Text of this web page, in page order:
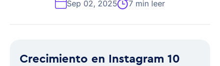
Sep 02, 2025 7 min leer
Crecimiento en Instagram 10